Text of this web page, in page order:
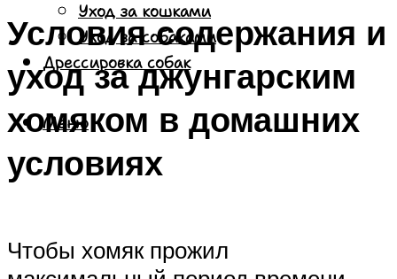
Уход за кошками
Уход за собаками
Дрессировка собак
Меню
Условия содержания и
уход за джунгарским
хомяком в домашних
условиях
Чтобы хомяк прожил